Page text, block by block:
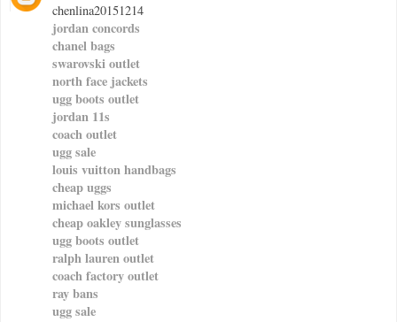
chenlina20151214
jordan concords
chanel bags
swarovski outlet
north face jackets
ugg boots outlet
jordan 11s
coach outlet
ugg sale
louis vuitton handbags
cheap uggs
michael kors outlet
cheap oakley sunglasses
ugg boots outlet
ralph lauren outlet
coach factory outlet
ray bans
ugg sale